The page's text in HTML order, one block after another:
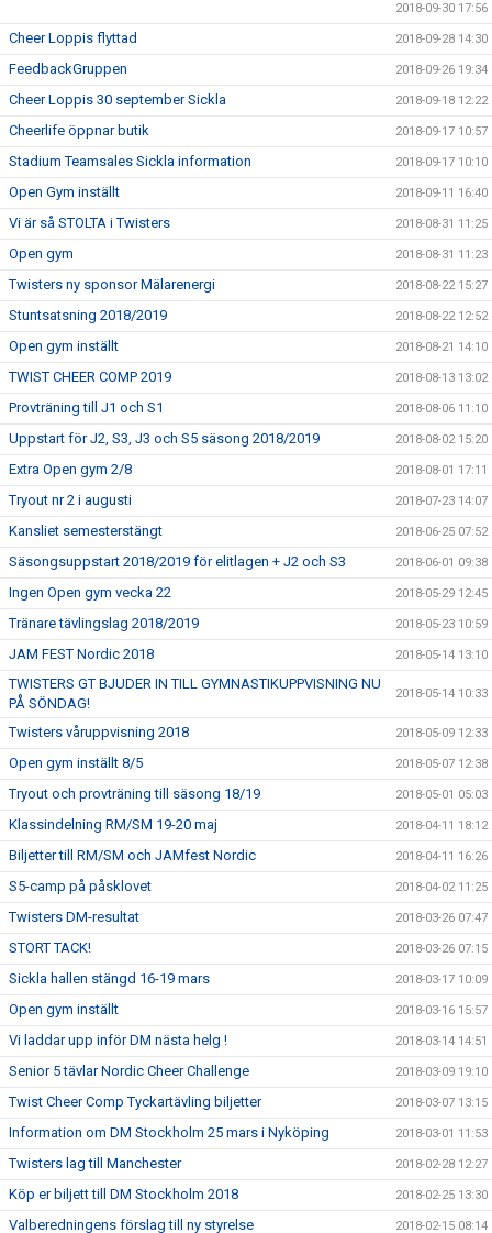
2018-09-30 17:56
Cheer Loppis flyttad 2018-09-28 14:30
FeedbackGruppen 2018-09-26 19:34
Cheer Loppis 30 september Sickla 2018-09-18 12:22
Cheerlife öppnar butik 2018-09-17 10:57
Stadium Teamsales Sickla information 2018-09-17 10:10
Open Gym inställt 2018-09-11 16:40
Vi är så STOLTA i Twisters 2018-08-31 11:25
Open gym 2018-08-31 11:23
Twisters ny sponsor Mälarenergi 2018-08-22 15:27
Stuntsatsning 2018/2019 2018-08-22 12:52
Open gym inställt 2018-08-21 14:10
TWIST CHEER COMP 2019 2018-08-13 13:02
Provträning till J1 och S1 2018-08-06 11:10
Uppstart för J2, S3, J3 och S5 säsong 2018/2019 2018-08-02 15:20
Extra Open gym 2/8 2018-08-01 17:11
Tryout nr 2 i augusti 2018-07-23 14:07
Kansliet semesterstängt 2018-06-25 07:52
Säsongsuppstart 2018/2019 för elitlagen + J2 och S3 2018-06-01 09:38
Ingen Open gym vecka 22 2018-05-29 12:45
Tränare tävlingslag 2018/2019 2018-05-23 10:59
JAM FEST Nordic 2018 2018-05-14 13:10
TWISTERS GT BJUDER IN TILL GYMNASTIKUPPVISNING NU
PÅ SÖNDAG!
2018-05-14 10:33
Twisters våruppvisning 2018 2018-05-09 12:33
Open gym inställt 8/5 2018-05-07 12:38
Tryout och provträning till säsong 18/19 2018-05-01 05:03
Klassindelning RM/SM 19-20 maj 2018-04-11 18:12
Biljetter till RM/SM och JAMfest Nordic 2018-04-11 16:26
S5-camp på påsklovet 2018-04-02 11:25
Twisters DM-resultat 2018-03-26 07:47
STORT TACK! 2018-03-26 07:15
Sickla hallen stängd 16-19 mars 2018-03-17 10:09
Open gym inställt 2018-03-16 15:57
Vi laddar upp inför DM nästa helg ! 2018-03-14 14:51
Senior 5 tävlar Nordic Cheer Challenge 2018-03-09 19:10
Twist Cheer Comp Tyckartävling biljetter 2018-03-07 13:15
Information om DM Stockholm 25 mars i Nyköping 2018-03-01 11:53
Twisters lag till Manchester 2018-02-28 12:27
Köp er biljett till DM Stockholm 2018 2018-02-25 13:30
Valberedningens förslag till ny styrelse 2018-02-15 08:14